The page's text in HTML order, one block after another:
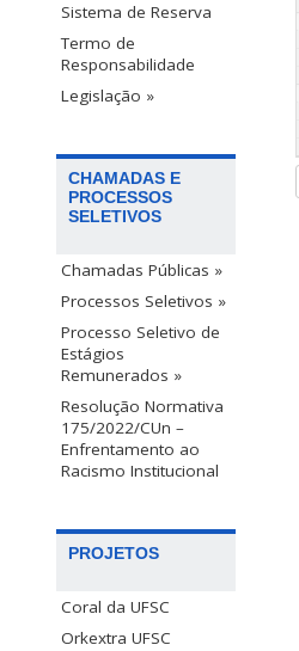
Sistema de Reserva
Termo de
Responsabilidade
Legislação »
CHAMADAS E
PROCESSOS
SELETIVOS
Chamadas Públicas »
Processos Seletivos »
Processo Seletivo de
Estágios
Remunerados »
Resolução Normativa
175/2022/CUn –
Enfrentamento ao
Racismo Institucional
PROJETOS
Coral da UFSC
Orkextra UFSC